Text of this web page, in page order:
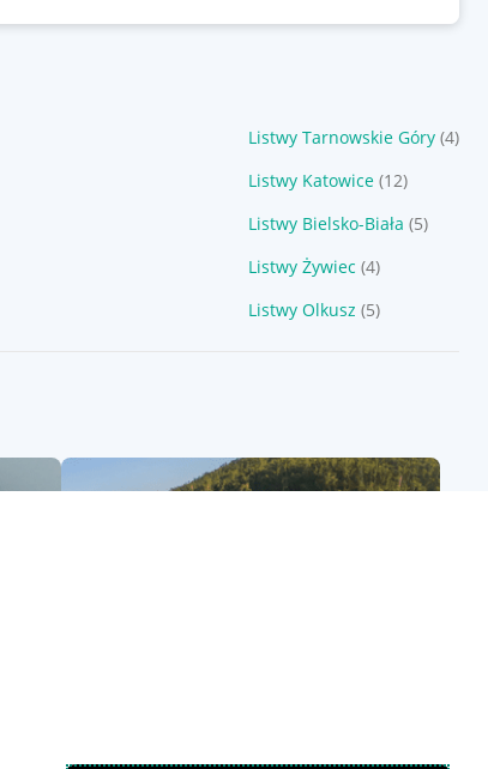
Listwy Tarnowskie Góry (4)
Listwy Katowice (12)
Listwy Bielsko-Biała (5)
Listwy Żywiec (4)
Listwy Olkusz (5)